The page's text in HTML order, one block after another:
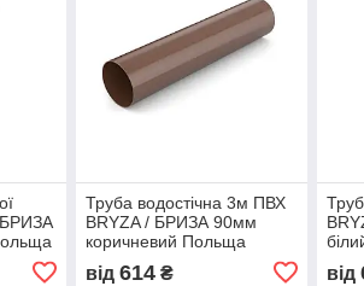
БРИЗА
Труба водостічна 3м ПВХ
BRYZA / БРИЗА 90мм
коричневий Польща
від 614₴ від